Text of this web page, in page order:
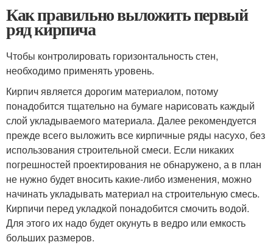
Как правильно выложить первый
ряд кирпича
Чтобы контролировать горизонтальность стен,
необходимо применять уровень.
Кирпич является дорогим материалом, потому
понадобится тщательно на бумаге нарисовать каждый
слой укладываемого материала. Далее рекомендуется
прежде всего выложить все кирпичные ряды насухо, без
использования строительной смеси. Если никаких
погрешностей проектирования не обнаружено, а в план
не нужно будет вносить какие-либо изменения, можно
начинать укладывать материал на строительную смесь.
Кирпичи перед укладкой понадобится смочить водой.
Для этого их надо будет окунуть в ведро или емкость
больших размеров.